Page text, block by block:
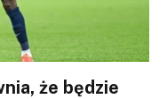
że będzie